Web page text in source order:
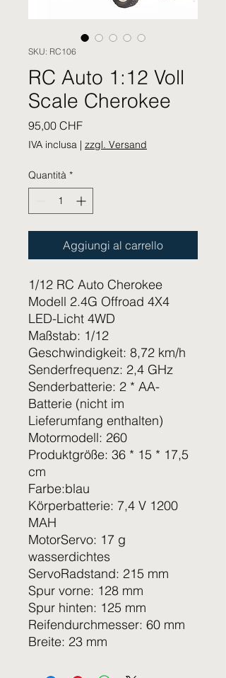
SKU: RC106
RC Auto 1:12 Voll
Scale Cherokee
95,00 CHFPrezzo
IVA inclusa | zzgl. Versand
Quantità *
Aggiungi al carrello
1/12 RC Auto Cherokee
Modell 2.4G Offroad 4X4
LED-Licht 4WD
Maßstab: 1/12
Geschwindigkeit: 8,72 km/h
Senderfrequenz: 2,4 GHz
Senderbatterie: 2 * AA-
Batterie (nicht im
Lieferumfang enthalten)
Motormodell: 260
Produktgröße: 36 * 15 * 17,5
cm
Farbe:blau
Körperbatterie: 7,4 V 1200
MAH
MotorServo: 17 g
wasserdichtes
ServoRadstand: 215 mm
Spur vorne: 128 mm
Spur hinten: 125 mm
Reifendurchmesser: 60 mm
Breite: 23 mm